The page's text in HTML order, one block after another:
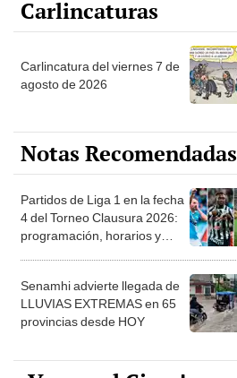
Carlincaturas
Carlincatura del viernes 7 de
agosto de 2026
Notas Recomendadas
Partidos de Liga 1 en la fecha
4 del Torneo Clausura 2026:
programación, horarios y
Senamhi advierte llegada de
LLUVIAS EXTREMAS en 65
provincias desde HOY